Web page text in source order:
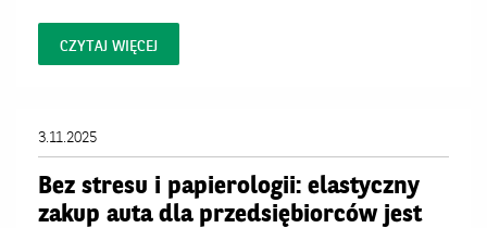
CZYTAJ WIĘCEJ
3.11.2025
Bez stresu i papierologii: elastyczny
zakup auta dla przedsiębiorców jest